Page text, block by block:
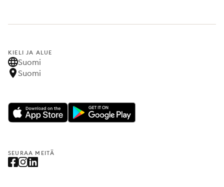
KIELI JA ALUE
Suomi
Suomi
SEURAA MEITÄ